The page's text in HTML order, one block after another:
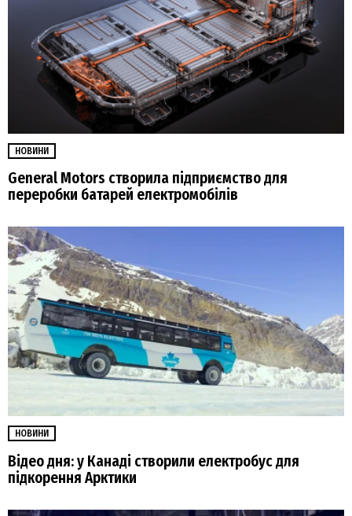
НОВИНИ
General Motors створила підприємство для
переробки батарей електромобілів
НОВИНИ
Відео дня: у Канаді створили електробус для
підкорення Арктики